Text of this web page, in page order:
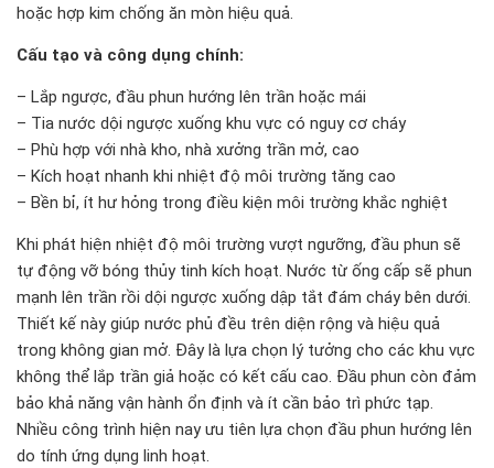
hoặc hợp kim chống ăn mòn hiệu quả.
Cấu tạo và công dụng chính:
– Lắp ngược, đầu phun hướng lên trần hoặc mái
– Tia nước dội ngược xuống khu vực có nguy cơ cháy
– Phù hợp với nhà kho, nhà xưởng trần mở, cao
– Kích hoạt nhanh khi nhiệt độ môi trường tăng cao
– Bền bỉ, ít hư hỏng trong điều kiện môi trường khắc nghiệt
Khi phát hiện nhiệt độ môi trường vượt ngưỡng, đầu phun sẽ
tự động vỡ bóng thủy tinh kích hoạt. Nước từ ống cấp sẽ phun
mạnh lên trần rồi dội ngược xuống dập tắt đám cháy bên dưới.
Thiết kế này giúp nước phủ đều trên diện rộng và hiệu quả
trong không gian mở. Đây là lựa chọn lý tưởng cho các khu vực
không thể lắp trần giả hoặc có kết cấu cao. Đầu phun còn đảm
bảo khả năng vận hành ổn định và ít cần bảo trì phức tạp.
Nhiều công trình hiện nay ưu tiên lựa chọn đầu phun hướng lên
do tính ứng dụng linh hoạt.